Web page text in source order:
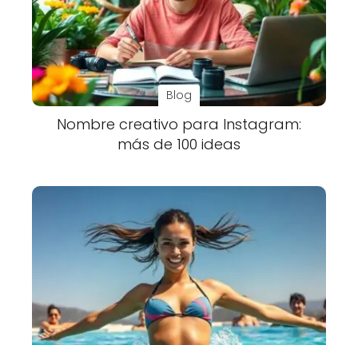
Blog
Nombre creativo para Instagram:
más de 100 ideas